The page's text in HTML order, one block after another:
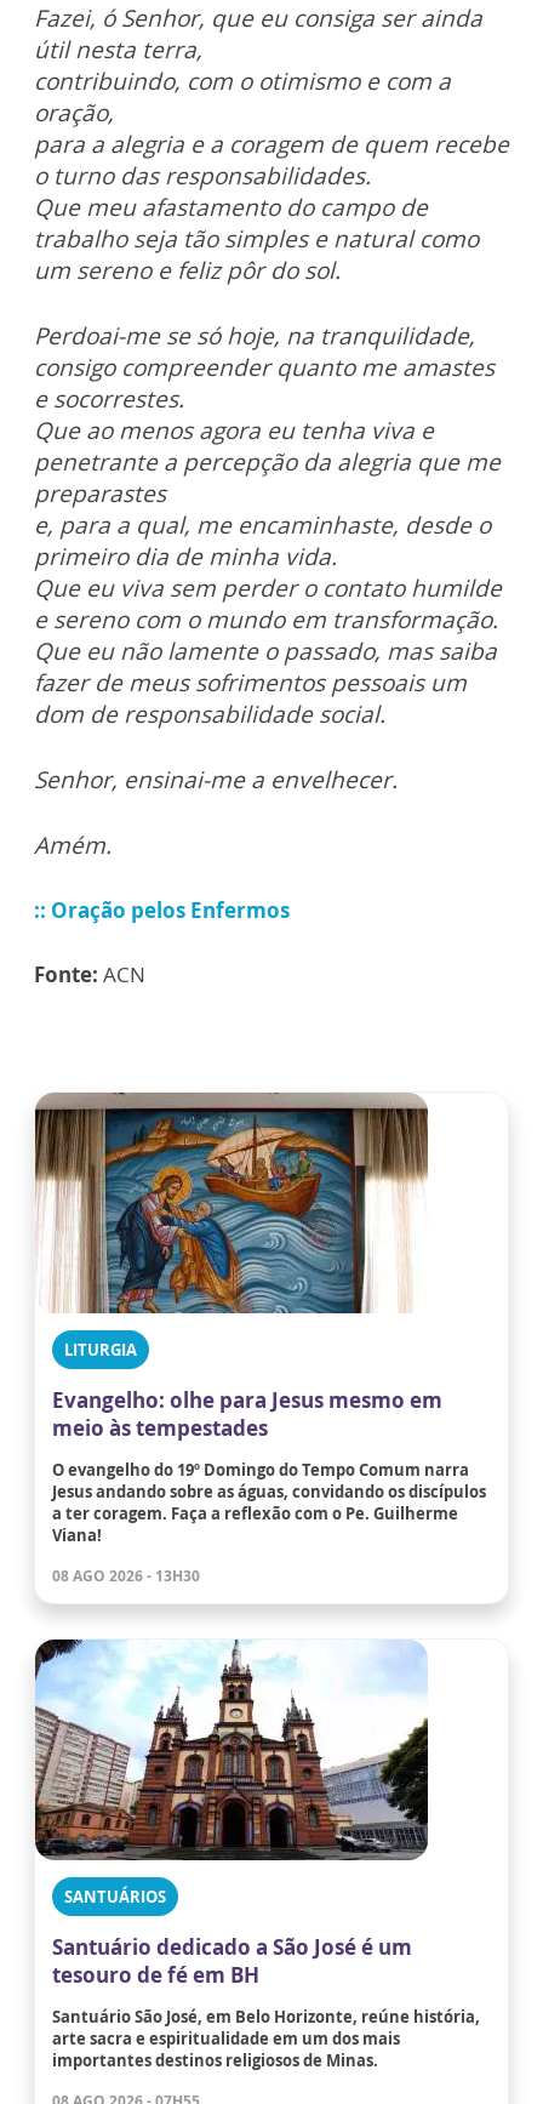
Fazei, ó Senhor, que eu consiga ser ainda
útil nesta terra,
contribuindo, com o otimismo e com a
oração,
para a alegria e a coragem de quem recebe
o turno das responsabilidades.
Que meu afastamento do campo de
trabalho seja tão simples e naturalcomo
um sereno e feliz pôr do sol.
Perdoai-me se sóhoje, na tranquilidade,
consigo compreender quanto me amastes
e socorrestes.
Que ao menos agora eu tenha viva e
penetrante a percepção da alegria que me
preparastes
e, para a qual, me encaminhaste, desde o
primeiro dia de minha vida.
Que eu viva sem perder o contato humilde
e sereno com o mundo em transformação.
Que eu nãolamente o passado, mas saiba
fazer de meus sofrimentos pessoais um
dom de responsabilidade social.
Senhor, ensinai-me a envelhecer.
Amém.
:: Oração pelos Enfermos
Fonte: ACN
LITURGIA
Evangelho: olhe para Jesus mesmo em
meio às tempestades
O evangelho do 19º Domingo do Tempo Comum narra
Jesus andando sobre as águas, convidando os discípulos
a ter coragem. Faça a reflexão com o Pe. Guilherme
Viana!
08 AGO 2026 - 13H30
SANTUÁRIOS
Santuário dedicado a São José é um
tesouro de fé em BH
Santuário São José, em Belo Horizonte, reúne história,
arte sacra e espiritualidade em um dos mais
importantes destinos religiosos de Minas.